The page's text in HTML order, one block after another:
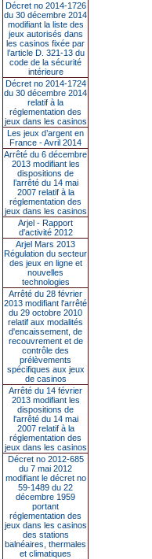
Décret no 2014-1726
du 30 décembre 2014
modifiant la liste des
jeux autorisés dans
les casinos fixée par
l’article D. 321-13 du
code de la sécurité
intérieure
Décret no 2014-1724
du 30 décembre 2014
relatif à la
réglementation des
jeux dans les casinos
Les jeux d’argent en
France - Avril 2014
Arrêté du 6 décembre
2013 modifiant les
dispositions de
l’arrêté du 14 mai
2007 relatif à la
réglementation des
jeux dans les casinos
Arjel - Rapport
d'activité 2012
Arjel Mars 2013
Régulation du secteur
des jeux en ligne et
nouvelles
technologies
Arrêté du 28 février
2013 modifiant l'arrêté
du 29 octobre 2010
relatif aux modalités
d'encaissement, de
recouvrement et de
contrôle des
prélèvements
spécifiques aux jeux
de casinos
Arrêté du 14 février
2013 modifiant les
dispositions de
l'arrêté du 14 mai
2007 relatif à la
réglementation des
jeux dans les casinos
Décret no 2012-685
du 7 mai 2012
modifiant le décret no
59-1489 du 22
décembre 1959
portant
réglementation des
jeux dans les casinos
des stations
balnéaires, thermales
et climatiques